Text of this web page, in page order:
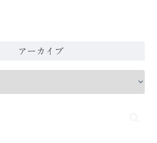
アーカイブ